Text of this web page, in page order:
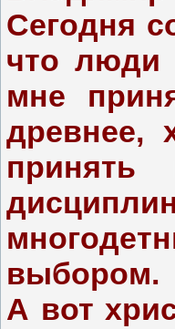
Сегодня
что люди
мне
древнее,
выбором.
А вот